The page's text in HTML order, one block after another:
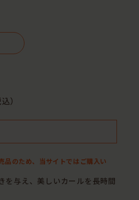
946mL
用
込）
品のため、当サイトではご購入い
を与え、美しいカールを長時間